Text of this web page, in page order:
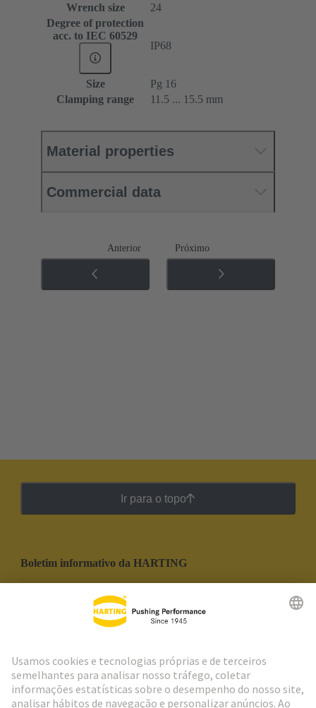
Wrench size
24
Degree of protection
acc. to IEC 60529
IP68
Size
Pg 16
Clamping range
11.5 ... 15.5 mm
Material properties
Commercial data
Anterior Próximo
Ir para o topo
Boletim informativo da HARTING
Social Media